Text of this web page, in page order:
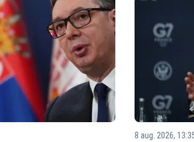
8 aug. 2026,